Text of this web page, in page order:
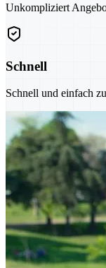
Unkompliziert
Schnell
Schnell und einfach